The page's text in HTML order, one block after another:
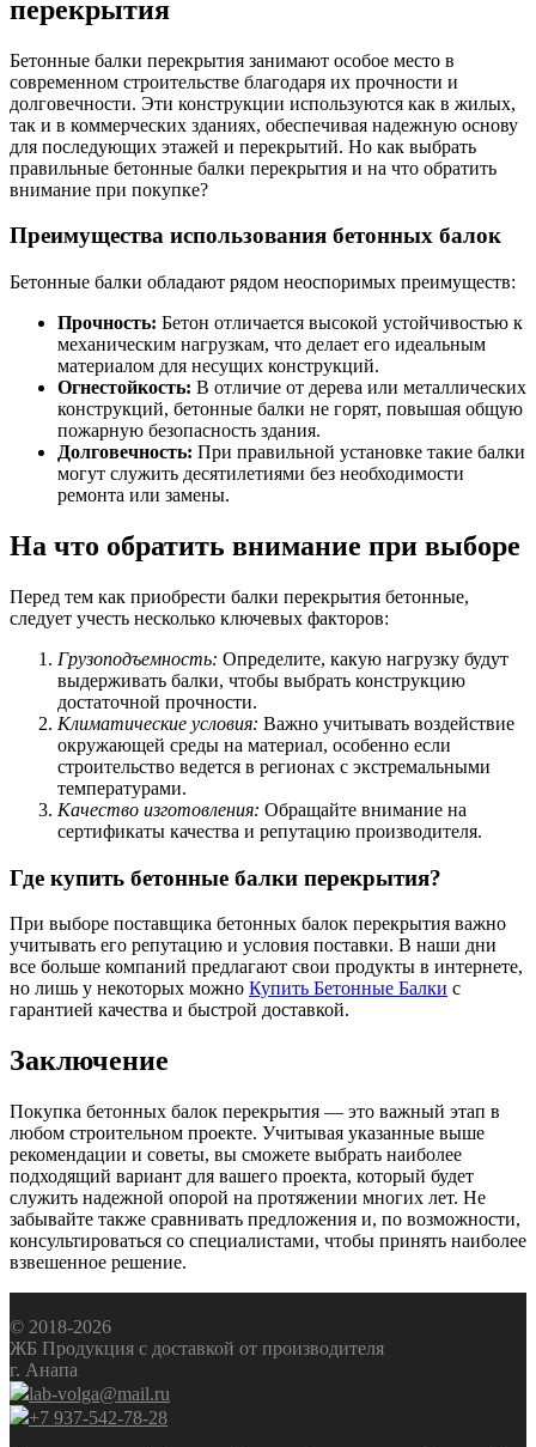
перекрытия
Бетонные балки перекрытия занимают особое место в
современном строительстве благодаря их прочности и
долговечности. Эти конструкции используются как в жилых,
так и в коммерческих зданиях, обеспечивая надежную основу
для последующих этажей и перекрытий. Но как выбрать
правильные бетонные балки перекрытия и на что обратить
внимание при покупке?
Преимущества использования бетонных балок
Бетонные балки обладают рядом неоспоримых преимуществ:
Прочность: Бетон отличается высокой устойчивостью к
механическим нагрузкам, что делает его идеальным
материалом для несущих конструкций.
Огнестойкость: В отличие от дерева или металлических
конструкций, бетонные балки не горят, повышая общую
пожарную безопасность здания.
Долговечность: При правильной установке такие балки
могут служить десятилетиями без необходимости
ремонта или замены.
На что обратить внимание при выборе
Перед тем как приобрести балки перекрытия бетонные,
следует учесть несколько ключевых факторов:
Грузоподъемность: Определите, какую нагрузку будут
выдерживать балки, чтобы выбрать конструкцию
достаточной прочности.
Климатические условия: Важно учитывать воздействие
окружающей среды на материал, особенно если
строительство ведется в регионах с экстремальными
температурами.
Качество изготовления: Обращайте внимание на
сертификаты качества и репутацию производителя.
Где купить бетонные балки перекрытия?
При выборе поставщика бетонных балок перекрытия важно
учитывать его репутацию и условия поставки. В наши дни
все больше компаний предлагают свои продукты в интернете,
но лишь у некоторых можно Купить Бетонные Балки с
гарантией качества и быстрой доставкой.
Заключение
Покупка бетонных балок перекрытия — это важный этап в
любом строительном проекте. Учитывая указанные выше
рекомендации и советы, вы сможете выбрать наиболее
подходящий вариант для вашего проекта, который будет
служить надежной опорой на протяжении многих лет. Не
забывайте также сравнивать предложения и, по возможности,
консультироваться со специалистами, чтобы принять наиболее
взвешенное решение.
© 2018-2026
ЖБ Продукция с доставкой от производителя
г. Анапа
lab-volga@mail.ru
+7 937-542-78-28